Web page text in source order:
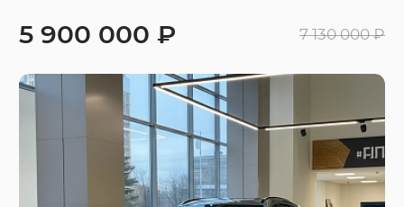
5 900 000 ₽ 7 130 000 ₽